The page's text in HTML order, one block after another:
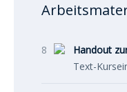
8
Handout
Text-